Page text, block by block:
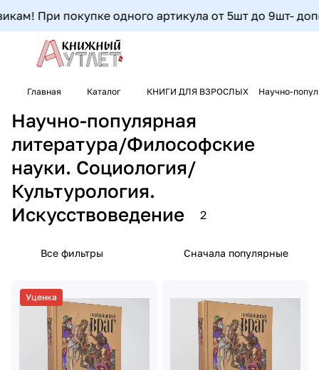
При покупке одного артикула от 5шт до 9шт-
Главная Каталог КНИГИ ДЛЯ ВЗРОСЛЫХ Научно-
Научно-популярная
литература/Философские
науки. Социология/
Культурология.
Искусствоведение
2
Все фильтры Сначала популярные
Уценка